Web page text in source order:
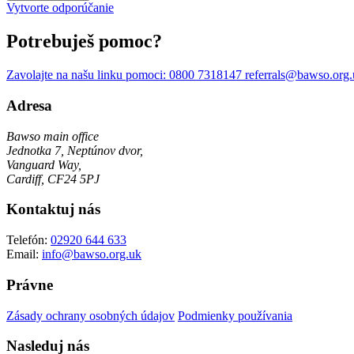
Vytvorte odporúčanie
Potrebuješ pomoc?
Zavolajte na našu linku pomoci: 0800 7318147
Adresa
Bawso main office
Jednotka 7, Neptúnov dvor,
Vanguard Way,
Cardiff, CF24 5PJ
Kontaktuj nás
Telefón: 02920 644 633
Email: info@bawso.org.uk
Právne
Zásady ochrany osobných údajov Podmienky používania
Nasleduj nás